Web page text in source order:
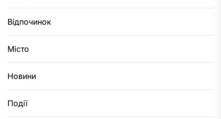
Відпочинок
Місто
Новини
Події